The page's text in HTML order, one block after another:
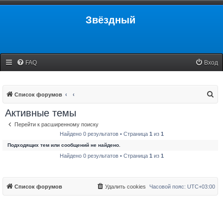
Звёздный
FAQ Вход
Список форумов
Активные темы
Перейти к расширенному поиску
Найдено 0 результатов • Страница 1 из 1
Подходящих тем или сообщений не найдено.
Найдено 0 результатов • Страница 1 из 1
Список форумов Часовой пояс: UTC+03:00
Удалить cookies